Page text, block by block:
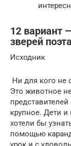
12 вариант
зверей
Исходник
Ни для кого не
Это животное
крупное. Дети
хотели бы
помощью